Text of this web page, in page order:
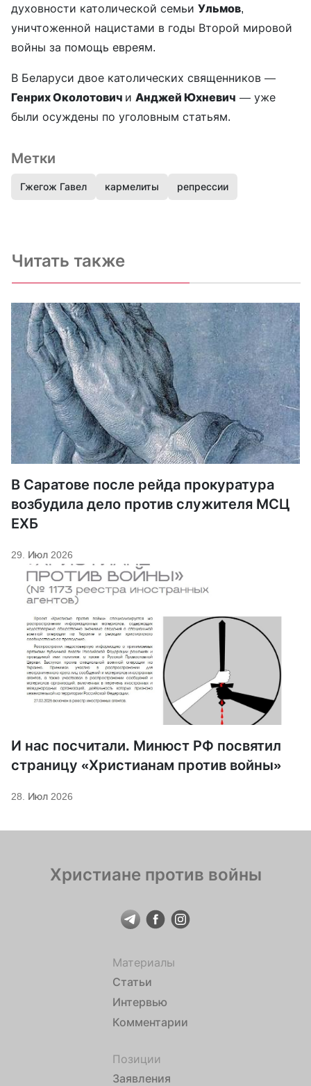
духовности католической семьи Ульмов,
уничтоженной нацистами в годы Второй мировой
войны за помощь евреям.
В Беларуси двое католических священников —
Генрих Околотович и Анджей Юхневич — уже
были осуждены по уголовным статьям.
Метки
Гжегож Гавел кармелиты репрессии
Читать также
В Саратове после рейда прокуратура
возбудила дело против служителя МСЦ
ЕХБ
29. Июл 2026
И нас посчитали. Минюст РФ посвятил
страницу «Христианам против войны»
28. Июл 2026
Христиане против войны
Материалы
Статьи
Интервью
Комментарии
Позиции
Заявления